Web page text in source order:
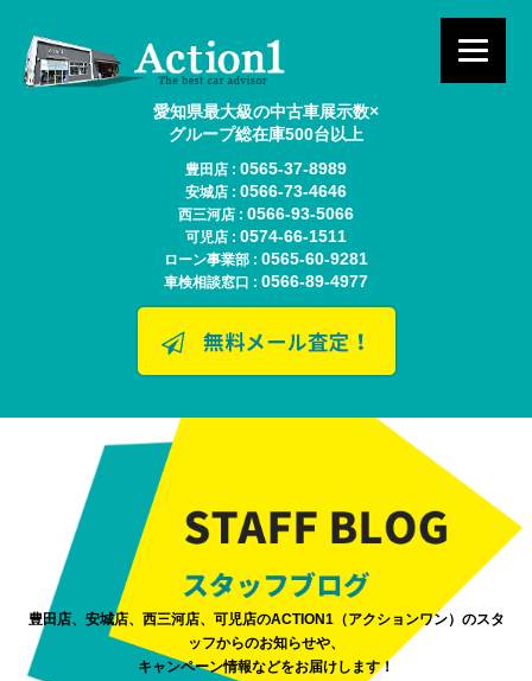
愛知県最大級の中古車展示数×
グループ総在庫500台以上
豊田店 : 0565-37-8989
安城店 : 0566-73-4646
西三河店 : 0566-93-5066
可児店 : 0574-66-1511
ローン事業部 : 0565-60-9281
車検相談窓口 : 0566-89-4977
豊田店、安城店、西三河店、可児店のACTION1（アクションワン）のスタ
ッフからのお知らせや、
キャンペーン情報などをお届けします！